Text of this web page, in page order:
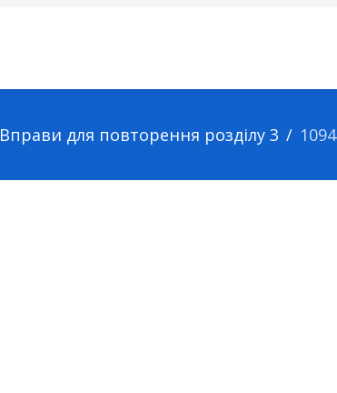
Вправи для повторення розділу 3 1094